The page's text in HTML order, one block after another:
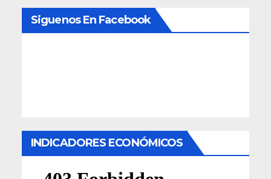
Siguenos En Facebook
INDICADORES ECONÓMICOS